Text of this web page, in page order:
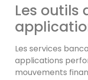
Les outils
Les services
applications
mouvements